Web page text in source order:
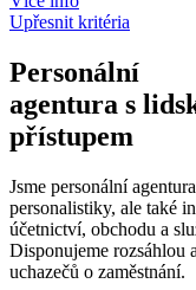
Upřesnit kritéria
Personální
agentura s
přístupem
Jsme personální
personalistiky, ale také
účetnictví, obchodu a
Disponujeme rozsáhlou
uchazečů o zaměstnání.